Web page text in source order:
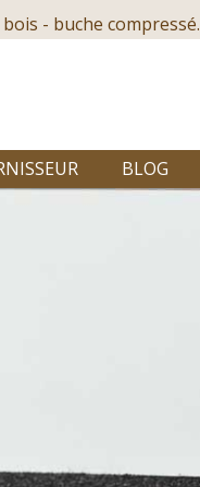
- buche compressé.
BLOG